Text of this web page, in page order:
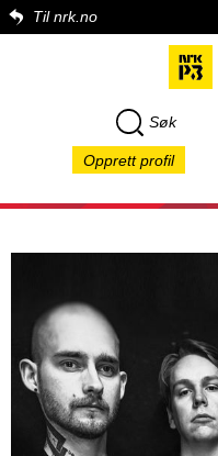
Til nrk.no
Søk
Opprett profil